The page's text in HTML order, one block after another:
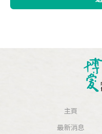
主頁
最新消息